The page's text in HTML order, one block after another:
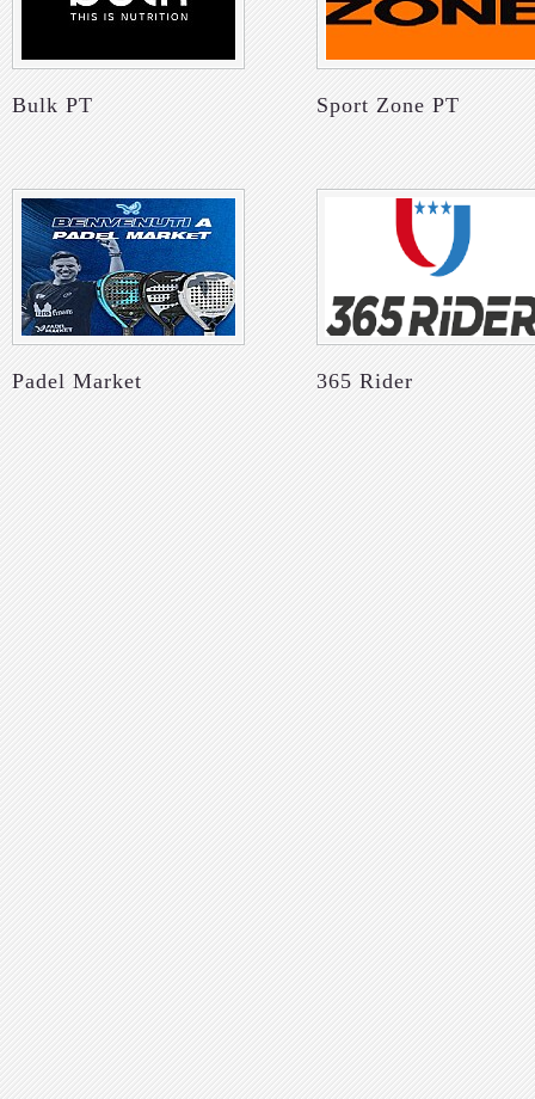
Bulk PT Sport Zone PT
Padel Market 365 Rider